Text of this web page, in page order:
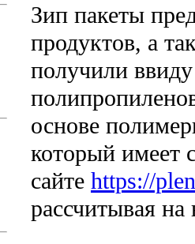
Зип пакеты
продуктов, а
получили
основе
который имеет
сайте https://
рассчитывая